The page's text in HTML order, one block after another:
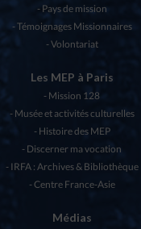
Pays de mission
Témoignages Missionnaires
Volontariat
Les MEP à Paris
Mission 128
Musée et activités culturelles
Histoire des MEP
Discerner ma vocation
IRFA : Archives & Bibliothèque
Centre France-Asie
Médias